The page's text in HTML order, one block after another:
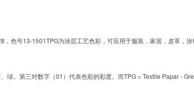
色号13-1501TPG为涂层工艺色彩，可应用于服装，家居，皮革，涂
。第三对数字（01）代表色彩的彩度。而TPG = Textile Papar -